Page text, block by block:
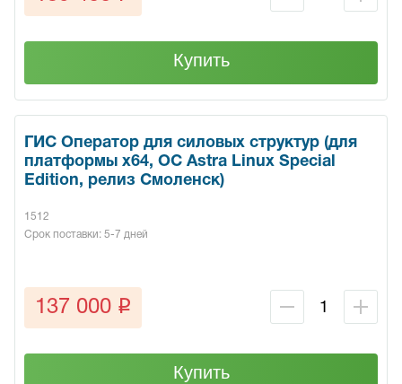
Купить
ГИС Оператор для силовых структур (для
платформы x64, ОС Astra Linux Special
Edition, релиз Смоленск)
1512
Срок поставки: 5-7 дней
137 000 q
Купить